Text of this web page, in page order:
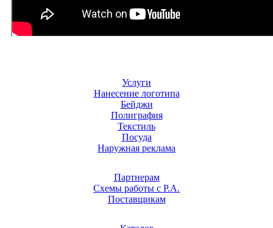
Услуги
Нанесение логотипа
Бейджи
Полиграфия
Текстиль
Посуда
Наружная реклама
Партнерам
Схемы работы с Р.А.
Поставщикам